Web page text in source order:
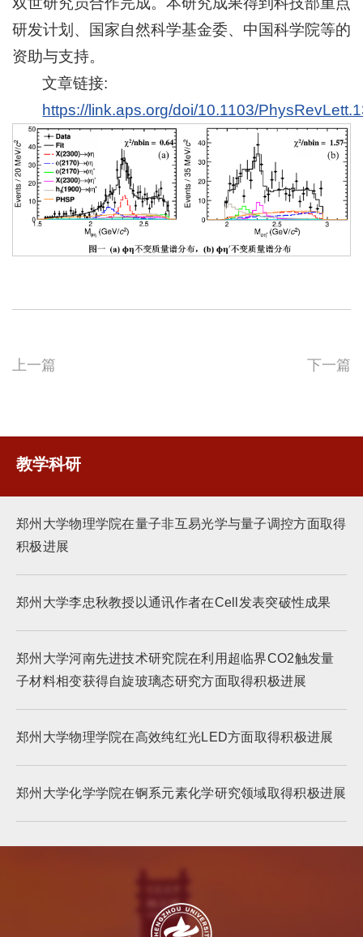
研发计划、国家自然科学基金委、中国科学院等的
资助与支持。
文章链接:
https://link.aps.org/doi/10.1103/
上一篇 下一篇
教学科研
郑州大学物理学院在量子非互易光学与量子调控方面取得
积极进展
郑州大学李忠秋教授以通讯作者在Cell发表突破性成果
郑州大学河南先进技术研究院在利用超临界CO2触发量
子材料相变获得自旋玻璃态研究方面取得积极进展
郑州大学物理学院在高效纯红光LED方面取得积极进展
郑州大学化学学院在锕系元素化学研究领域取得积极进展